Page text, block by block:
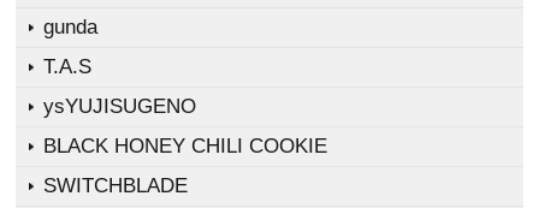
gunda
T.A.S
ysYUJISUGENO
BLACK HONEY CHILI COOKIE
SWITCHBLADE